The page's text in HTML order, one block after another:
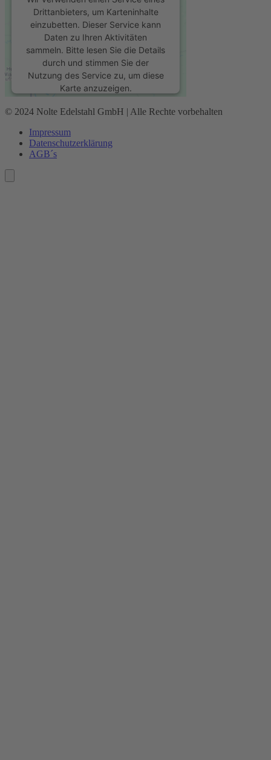
Drittanbieters, um Karteninhalte
einzubetten. Dieser Service kann
Daten zu Ihren Aktivitäten
sammeln. Bitte lesen Sie die Details
durch und stimmen Sie der
Nutzung des Service zu, um diese
Karte anzuzeigen.
Mehr Informationen
Akzeptieren
© 2024 Nolte Edelstahl GmbH | Alle Rechte vorbehalten
Impressum
Datenschutz­erklärung
AGB´s